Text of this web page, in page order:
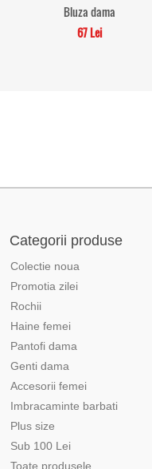
Bluza dama
67 Lei
Categorii produse
Colectie noua
Promotia zilei
Rochii
Haine femei
Pantofi dama
Genti dama
Accesorii femei
Imbracaminte barbati
Plus size
Sub 100 Lei
Toate produsele